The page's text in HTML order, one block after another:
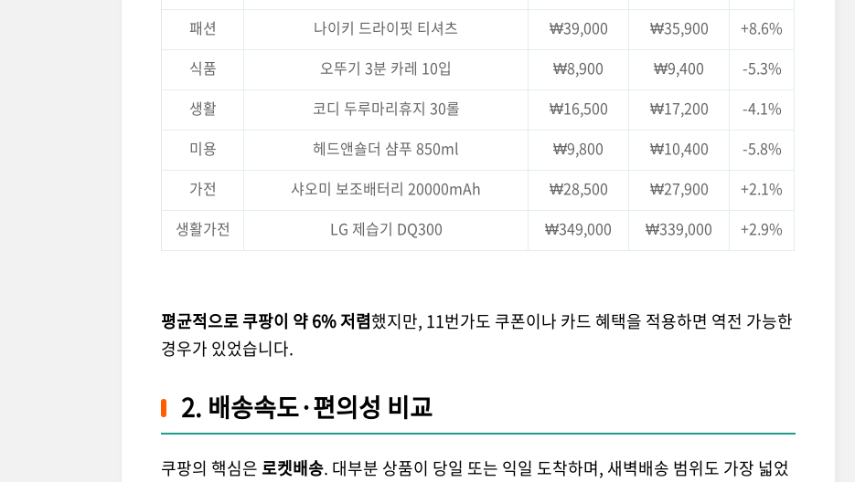
패션
나이키 드라이핏 티셔츠 ₩39,000 ₩35,900
+8.6%
식품
오뚜기 3분 카레 10입 ₩8,900 ₩9,400
-5.3%
생활
코디 두루마리휴지 30롤 ₩16,500 ₩17,200
-4.1%
미용
헤드앤숄더 샴푸 850ml ₩9,800 ₩10,400
-5.8%
가전
샤오미 보조배터리 20000mAh ₩28,500 ₩27,900
+2.1%
생활가전
LG 제습기 DQ300 ₩349,000 ₩339,000 +2.9%
평균적으로 쿠팡이 약 6% 저렴했지만, 11번가도 쿠폰이나 카드 혜택을 적용하면 역전 가능한
경우가 있었습니다.
2. 배송속도·편의성 비교
쿠팡의 핵심은 로켓배송. 대부분 상품이 당일 또는 익일 도착하며, 새벽배송 범위도 가장 넓었